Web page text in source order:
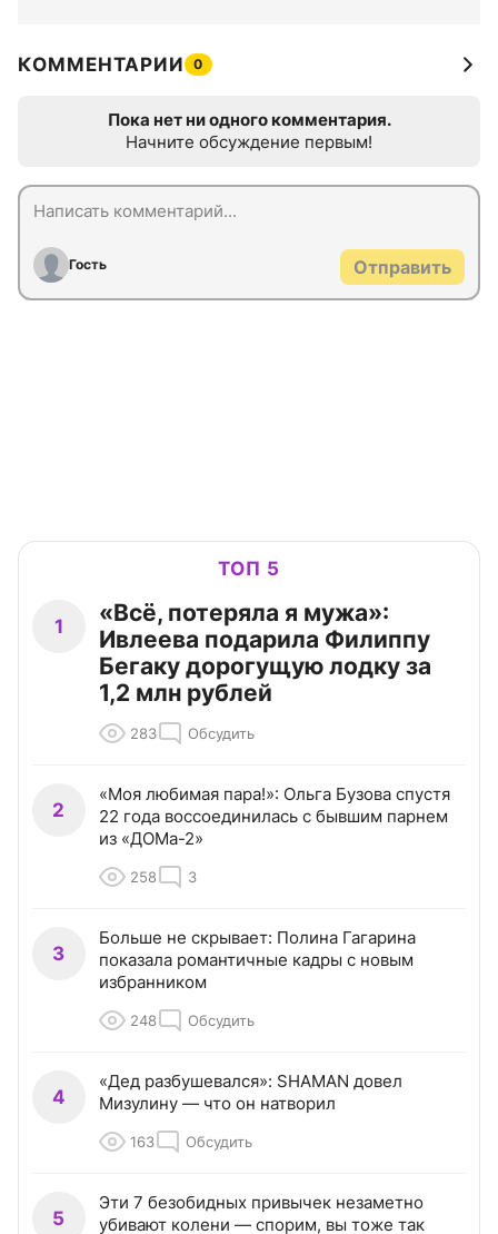
КОММЕНТАРИИ 0
Пока нет ни одного комментария.
Начните обсуждение первым!
Гость Отправить
ТОП 5
1
«Всё, потеряла я мужа»:
Ивлеева подарила Филиппу
Бегаку дорогущую лодку за
1,2 млн рублей
283 Обсудить
2
«Моя любимая пара!»: Ольга Бузова спустя
22 года воссоединилась с бывшим парнем
из «ДОМа-2»
258 3
3
Больше не скрывает: Полина Гагарина
показала романтичные кадры с новым
избранником
248 Обсудить
4
«Дед разбушевался»: SHAMAN довел
Мизулину — что он натворил
163 Обсудить
5
Эти 7 безобидных привычек незаметно
убивают колени — спорим, вы тоже так